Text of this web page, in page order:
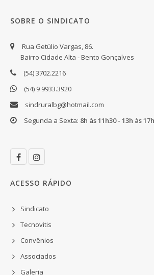
SOBRE O SINDICATO
Rua Getúlio Vargas, 86.
Bairro Cidade Alta - Bento Gonçalves
(54) 3702.2216
(54) 9 9933.3920
sindruralbg@hotmail.com
Segunda a Sexta: 8h às 11h30 - 13h às
ACESSO RÁPIDO
Sindicato
Tecnovitis
Convênios
Associados
Galeria